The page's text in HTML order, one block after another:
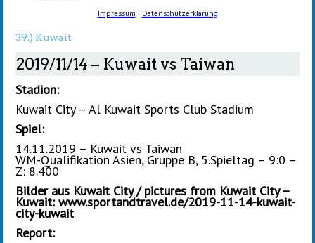
Impressum | Datenschutzerklärung
39.) Kuwait
2019/11/14 – Kuwait vs Taiwan
Stadion:
Kuwait City – Al Kuwait Sports Club Stadium
Spiel:
14.11.2019 – Kuwait vs Taiwan
WM-Qualifikation Asien, Gruppe B, 5.Spieltag – 9:0 –
Z: 8.400
Bilder aus Kuwait City / pictures from Kuwait City –
Kuwait:www.sportandtravel.de/2019-11-14-kuwait-
city-kuwait
Report: